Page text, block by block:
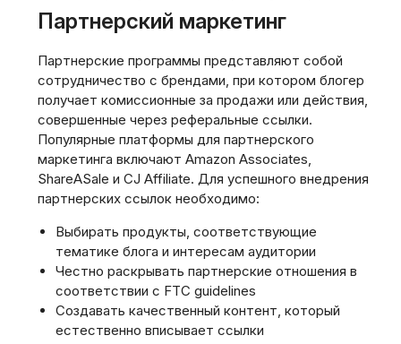
Партнерский маркетинг
Партнерские программы представляют собой
сотрудничество с брендами, при котором блогер
получает комиссионные за продажи или действия,
совершенные через реферальные ссылки.
Популярные платформы для партнерского
маркетинга включают Amazon Associates,
ShareASale и CJ Affiliate. Для успешного внедрения
партнерских ссылок необходимо:
Выбирать продукты, соответствующие
тематике блога и интересам аудитории
Честно раскрывать партнерские отношения в
соответствии с FTC guidelines
Создавать качественный контент, который
естественно вписывает ссылки